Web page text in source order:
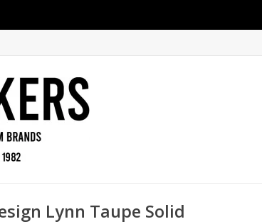
Lynn Taupe Solid